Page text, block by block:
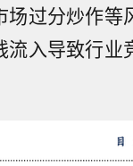
过分炒作等
入导致行业